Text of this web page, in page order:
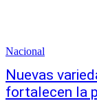
Nacional
Nuevas
fortalecen la